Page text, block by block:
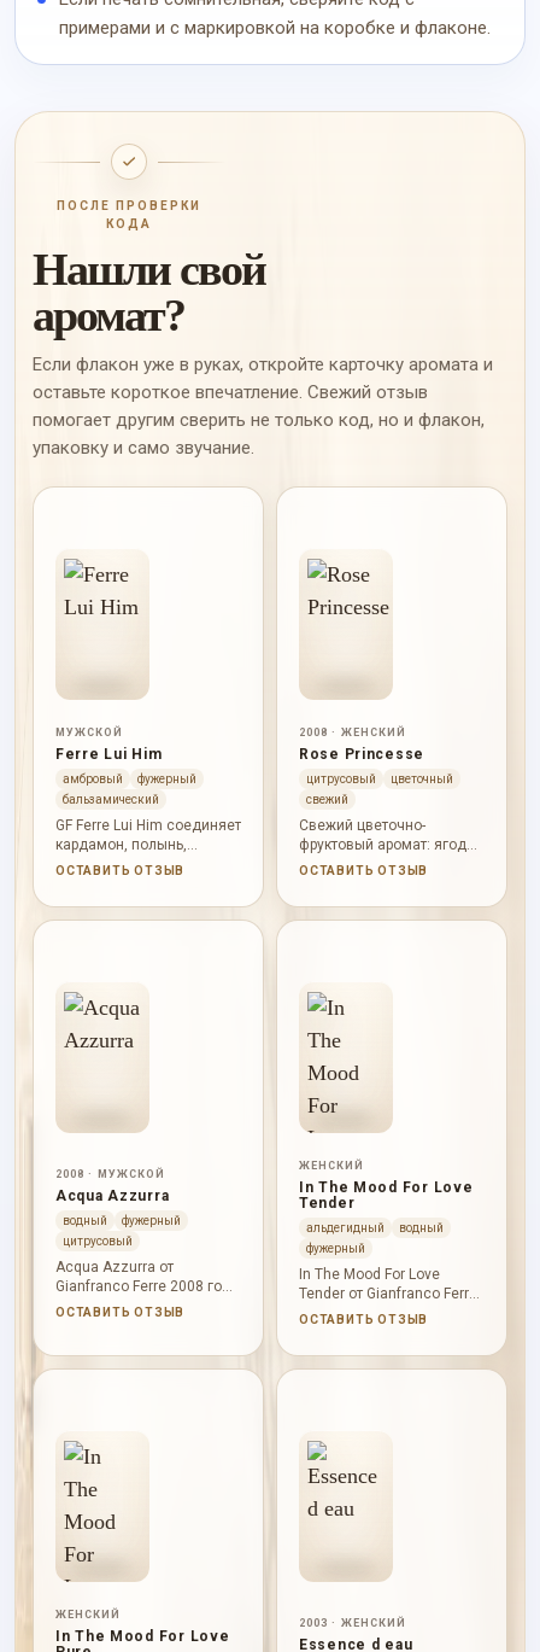
примерами и с маркировкой на коробке и флаконе.
ПОСЛЕ ПРОВЕРКИ
КОДА
Нашли свой
аромат?
Если флакон уже в руках, откройте карточку аромата и
оставьте короткое впечатление. Свежий отзыв
помогает другим сверить не только код, но и флакон,
упаковку и само звучание.
МУЖСКОЙ
Ferre Lui Him
амбровый
фужерный
бальзамический
GF Ferre Lui Him соединяет
кардамон, полынь,
альдегиды, мускатный
и бензоин.
ОСТАВИТЬ ОТЗЫВ
2008 · ЖЕНСКИЙ
Rose Princesse
цитрусовый
цветочный
свежий
Свежий цветочно-
фруктовый аромат: ягоды
и цитрусы открывают
сирень делают ее нежной.
ОСТАВИТЬ ОТЗЫВ
2008 · МУЖСКОЙ
Acqua Azzurra
водный
фужерный
цитрусовый
Acqua Azzurra от
Gianfranco Ferre 2008 года
раскрывается через
бергамот, имбирь, роза;
база держит гваяковое
дерево, пачули. Характер
аромата: свежий,
собранный, глубокий,
выразительно и без
резкого нажима.
ОСТАВИТЬ ОТЗЫВ
ЖЕНСКИЙ
In The Mood For Love
Tender
альдегидный
водный
фужерный
In The Mood For Love
Tender от Gianfranco Ferre
раскрывается через
альдегидность,
цитрусовая свежесть. В
жасмин, роза; база
держит кипарис, мускус,
бензоин. Характер
аромата: свежий,
без резкого нажима.
ОСТАВИТЬ ОТЗЫВ
ЖЕНСКИЙ
In The Mood For Love
2003 · ЖЕНСКИЙ
Essence d eau